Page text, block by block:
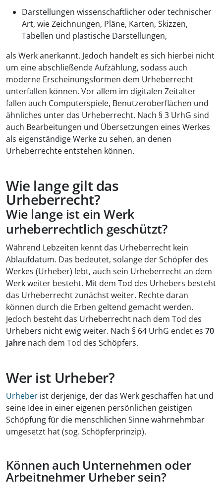
Darstellungen wissenschaftlicher oder technischer
Art, wie Zeichnungen, Pläne, Karten, Skizzen,
Tabellen und plastische Darstellungen,
als Werk anerkannt. Jedoch handelt es sich hierbei nicht
um eine abschließende Aufzählung, sodass auch
moderne Erscheinungsformen dem Urheberrecht
unterfallen können. Vor allem im digitalen Zeitalter
fallen auch Computerspiele, Benutzeroberflächen und
ähnliches unter das Urheberrecht. Nach § 3 UrhG sind
auch Bearbeitungen und Übersetzungen eines Werkes
als eigenständige Werke zu sehen, an denen
Urheberrechte entstehen können.
Wie lange gilt das
Urheberrecht?
Wie lange ist ein Werk
urheberrechtlich geschützt?
Während Lebzeiten kennt das Urheberrecht kein
Ablaufdatum. Das bedeutet, solange der Schöpfer des
Werkes (Urheber) lebt, auch sein Urheberrecht an dem
Werk weiter besteht. Mit dem Tod des Urhebers besteht
das Urheberrecht zunächst weiter. Rechte daran
können durch die Erben geltend gemacht werden.
Jedoch besteht das Urheberrecht nach dem Tod des
Urhebers nicht ewig weiter. Nach § 64 UrhG endet es 70
Jahre nach dem Tod des Schöpfers.
Wer ist Urheber?
Urheber ist derjenige, der das Werk geschaffen hat und
seine Idee in einer eigenen persönlichen geistigen
Schöpfung für die menschlichen Sinne wahrnehmbar
umgesetzt hat (sog. Schöpferprinzip).
Können auch Unternehmen oder
Arbeitnehmer Urheber sein?